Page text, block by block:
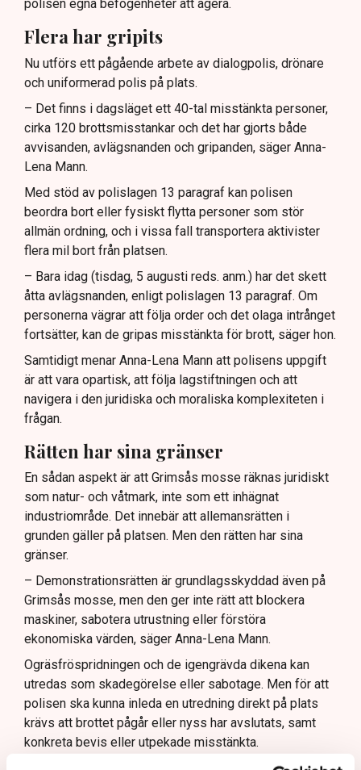
polisen egna befogenheter att agera.
Flera har gripits
Nu utförs ett pågående arbete av dialogpolis, drönare
och uniformerad polis på plats.
– Det finns i dagsläget ett 40-tal misstänkta personer,
cirka 120 brottsmisstankar och det har gjorts både
avvisanden, avlägsnanden och gripanden, säger Anna-
Lena Mann.
Med stöd av polislagen 13 paragraf kan polisen
beordra bort eller fysiskt flytta personer som stör
allmän ordning, och i vissa fall transportera aktivister
flera mil bort från platsen.
– Bara idag (tisdag, 5 augusti reds. anm.) har det skett
åtta avlägsnanden, enligt polislagen 13 paragraf. Om
personerna vägrar att följa order och det olaga intrånget
fortsätter, kan de gripas misstänkta för brott, säger hon.
Samtidigt menar Anna-Lena Mann att polisens uppgift
är att vara opartisk, att följa lagstiftningen och att
navigera i den juridiska och moraliska komplexiteten i
frågan.
Rätten har sina gränser
En sådan aspekt är att Grimsås mosse räknas juridiskt
som natur- och våtmark, inte som ett inhägnat
industriområde. Det innebär att allemansrätten i
grunden gäller på platsen. Men den rätten har sina
gränser.
– Demonstrationsrätten är grundlagsskyddad även på
Grimsås mosse, men den ger inte rätt att blockera
maskiner, sabotera utrustning eller förstöra
ekonomiska värden, säger Anna-Lena Mann.
Ogräsfröspridningen och de igengrävda dikena kan
utredas som skadegörelse eller sabotage. Men för att
polisen ska kunna inleda en utredning direkt på plats
krävs att brottet pågår eller nyss har avslutats, samt
konkreta bevis eller utpekade misstänkta.